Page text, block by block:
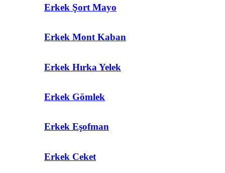
Erkek Şort Mayo
Erkek Mont Kaban
Erkek Hırka Yelek
Erkek Gömlek
Erkek Eşofman
Erkek Ceket